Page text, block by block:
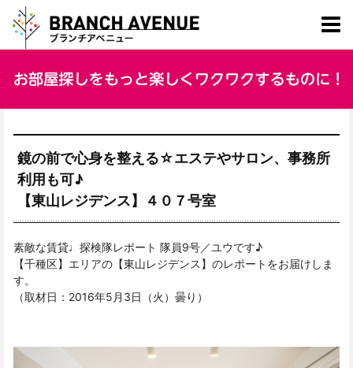
鏡の前で心身を整える☆エステやサロン、事務所
利用も可♪
【東山レジデンス】４０７号室
素敵な賃貸♩探検隊レポート 隊員9号／ユウです♪
【千種区】エリアの【東山レジデンス】のレポートをお届けしま
す。
（取材日：2016年5月3日（火）曇り）